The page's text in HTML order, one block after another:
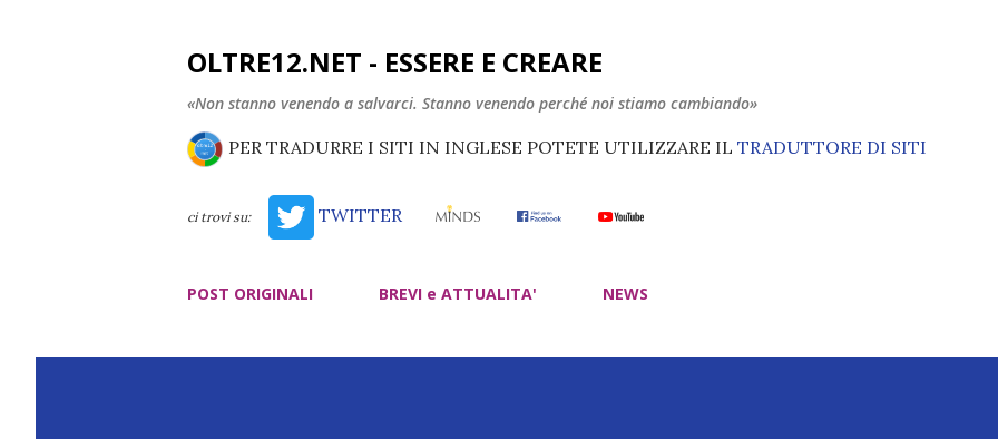
OLTRE12.NET - ESSERE E CREARE
«Non stanno venendo a salvarci. Stanno venendo perché noi stiamo cambiando»
PER TRADURRE I SITI IN INGLESE POTETE UTILIZZARE IL TRADUTTORE DI SITI
ci trovi su: TWITTER
POST ORIGINALI BREVI e ATTUALITA' NEWS